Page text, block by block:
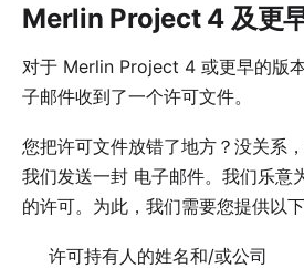
Merlin Project 4 及更
对于 Merlin Project 4 或更早的版
子邮件收到了一个许可文件。
您把许可文件放错了地方？没关系
我们发送一封 电子邮件。我们乐意
的许可。为此，我们需要您提供以下
许可持有人的姓名和/或公司